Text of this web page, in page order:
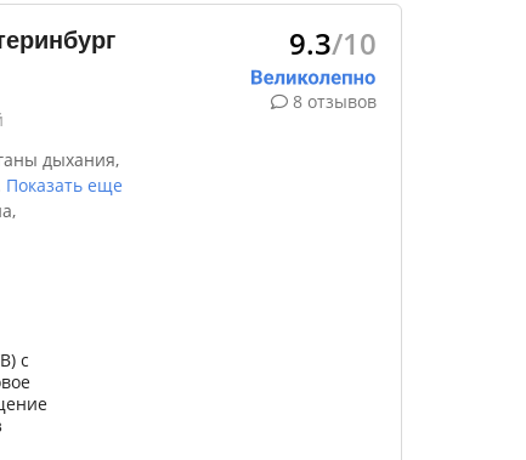
дыхания,
Показать еще
с
9.3/10
8 отзывов